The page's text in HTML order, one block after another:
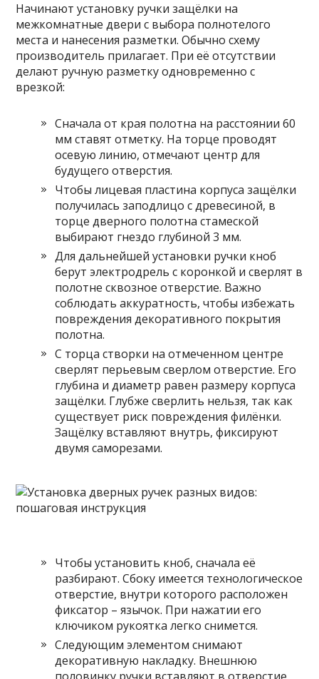
Начинают установку ручки защёлки на
межкомнатные двери с выбора полнотелого
места и нанесения разметки. Обычно схему
производитель прилагает. При её отсутствии
делают ручную разметку одновременно с
врезкой:
Сначала от края полотна на расстоянии 60
мм ставят отметку. На торце проводят
осевую линию, отмечают центр для
будущего отверстия.
Чтобы лицевая пластина корпуса защёлки
получилась заподлицо с древесиной, в
торце дверного полотна стамеской
выбирают гнездо глубиной 3 мм.
Для дальнейшей установки ручки кноб
берут электродрель с коронкой и сверлят в
полотне сквозное отверстие. Важно
соблюдать аккуратность, чтобы избежать
повреждения декоративного покрытия
полотна.
С торца створки на отмеченном центре
сверлят перьевым сверлом отверстие. Его
глубина и диаметр равен размеру корпуса
защёлки. Глубже сверлить нельзя, так как
существует риск повреждения филёнки.
Защёлку вставляют внутрь, фиксируют
двумя саморезами.
Чтобы установить кноб, сначала её
разбирают. Сбоку имеется технологическое
отверстие, внутри которого расположен
фиксатор – язычок. При нажатии его
ключиком рукоятка легко снимется.
Следующим элементом снимают
декоративную накладку. Внешнюю